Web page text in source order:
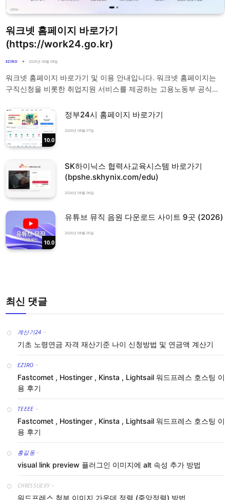
워크넷 홈페이지 바로가기
(https://work24.go.kr)
EZIRO 2026년 08월 08일
워크넷 홈페이지 바로가기 및 이용 안내입니다. 워크넷 홈페이지는
구직신청을 비롯한 취업지원 서비스를 제공하는 고용노동부 공식…
10.0
정부24시 홈페이지 바로가기
2026년 08월 07일
SK하이닉스 협력사교육시스템 바로가기
(bpshe.skhynix.com/edu)
2026년 08월 06일
10.0
유튜브 뮤직 음원 다운로드 사이트 9곳 (2026)
2026년 08월 05일
최신 댓글
계산기24 -
기초 노령연금 자격 재산기준 나이 신청방법 및 연금액 계산기
EZIRO -
Fastcomet , Hostinger , Kinsta , Lightsail 워드프레스 호스팅 이
용 후기
TEEEE -
Fastcomet , Hostinger , Kinsta , Lightsail 워드프레스 호스팅 이
용 후기
홍길동 -
visual link preview 플러그인 이미지에 alt 속성 추가 방법
CHRISSUEXY -
워드프레스 첨부 이미지 가운데 정렬 (중앙정렬) 방법